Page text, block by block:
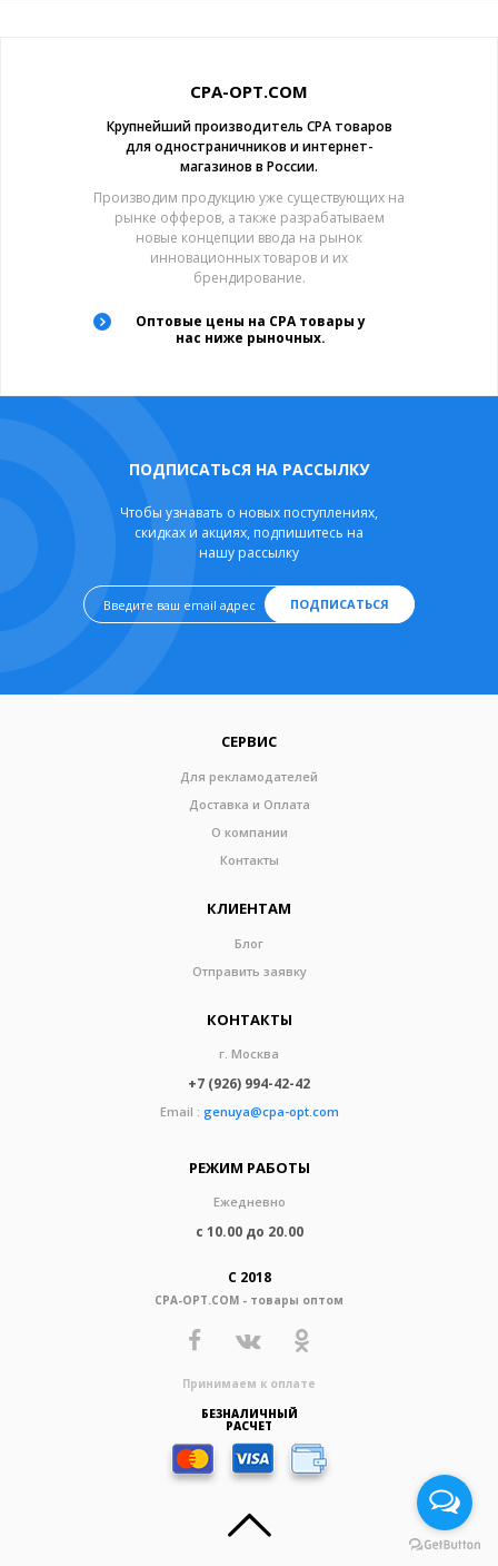
CPA-OPT.COM
Крупнейший производитель CPA товаров
для одностраничников и интернет-
магазинов в России.
Производим продукцию уже существующих на
рынке офферов, а также разрабатываем
новые концепции ввода на рынок
инновационных товаров и их
брендирование.
Оптовые цены на CPA товары у
нас ниже рыночных.
ПОДПИСАТЬСЯ НА РАССЫЛКУ
Чтобы узнавать о новых поступлениях,
скидках и акциях, подпишитесь на
нашу рассылку
ПОДПИСАТЬСЯ
СЕРВИС
Для рекламодателей
Доставка и Оплата
О компании
Контакты
КЛИЕНТАМ
Блог
Отправить заявку
КОНТАКТЫ
г. Москва
+7 (926) 994-42-42
Email : genuya@cpa-opt.com
РЕЖИМ РАБОТЫ
Ежедневно
с 10.00 до 20.00
С 2018
CPA-OPT.COM - товары оптом
Принимаем к оплате
БЕЗНАЛИЧНЫЙ
РАСЧЕТ